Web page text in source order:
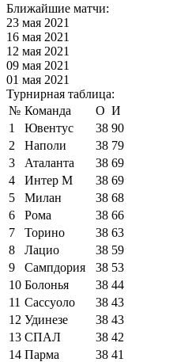
Ближайшие матчи:
23 мая 2021
16 мая 2021
12 мая 2021
09 мая 2021
01 мая 2021
Турнирная таблица:
№ Команда О И
1
Ювентус 38 90
2
Наполи 38 79
3
Аталанта 38 69
4
Интер М 38 69
5
Милан 38 68
6
Рома 38 66
7
Торино 38 63
8
Лацио 38 59
9
Сампдория 38 53
10 Болонья 38 44
11 Сассуоло 38 43
12 Удинезе 38 43
13 СПАЛ 38 42
14 Парма 38 41